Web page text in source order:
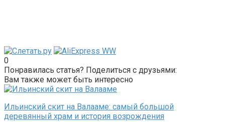
0
Понравилась статья? Поделиться с друзьями:
Вам также может быть интересно
Ильинский скит на Валааме: самый большой
деревянный храм и история возрождения